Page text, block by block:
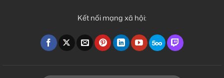
Kết nối mạng xã hội: